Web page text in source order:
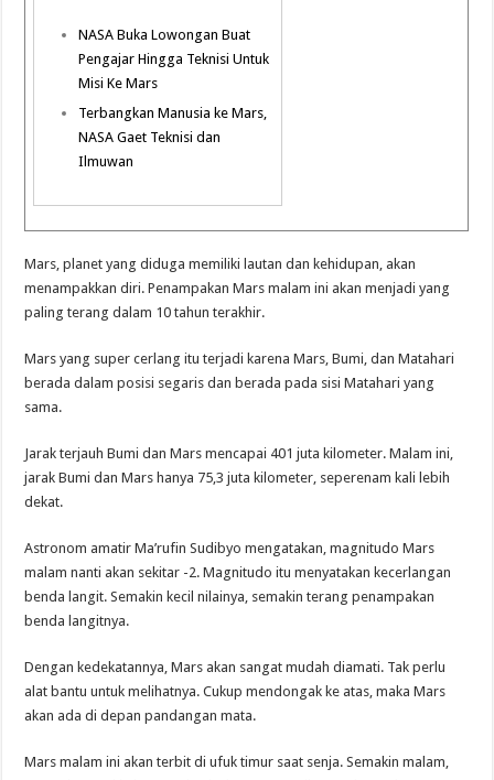
NASA Buka Lowongan Buat
Pengajar Hingga Teknisi Untuk
Misi Ke Mars
Terbangkan Manusia ke Mars,
NASA Gaet Teknisi dan
Ilmuwan
Mars, planet yang diduga memiliki lautan dan kehidupan, akan
menampakkan diri. Penampakan Mars malam ini akan menjadi yang
paling terang dalam 10 tahun terakhir.
Mars yang super cerlang itu terjadi karena Mars, Bumi, dan Matahari
berada dalam posisi segaris dan berada pada sisi Matahari yang
sama.
Jarak terjauh Bumi dan Mars mencapai 401 juta kilometer. Malam ini,
jarak Bumi dan Mars hanya 75,3 juta kilometer, seperenam kali lebih
dekat.
Astronom amatir Ma’rufin Sudibyo mengatakan, magnitudo Mars
malam nanti akan sekitar -2. Magnitudo itu menyatakan kecerlangan
benda langit. Semakin kecil nilainya, semakin terang penampakan
benda langitnya.
Dengan kedekatannya, Mars akan sangat mudah diamati. Tak perlu
alat bantu untuk melihatnya. Cukup mendongak ke atas, maka Mars
akan ada di depan pandangan mata.
Mars malam ini akan terbit di ufuk timur saat senja. Semakin malam,